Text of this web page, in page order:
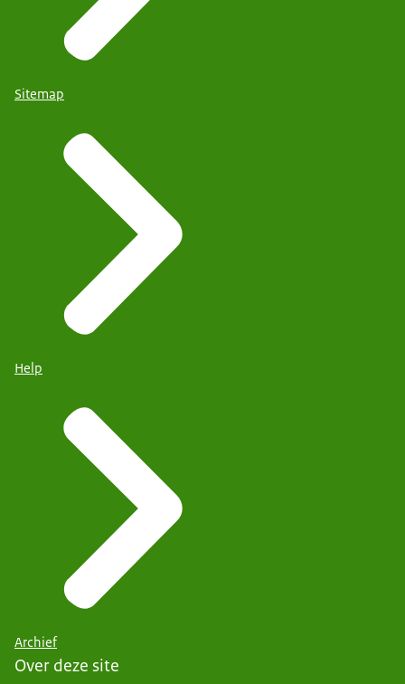
Sitemap
Help
Archief
Over deze site